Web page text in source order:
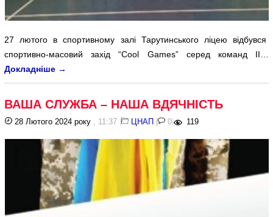
27 лютого в спортивному залі Тарутинського ліцею відбувся
спортивно-масовий захід “Cool Games” серед команд ІІ…
Докладніше →
ВАША СЛУЖБА – НАША ВДЯЧНІСТЬ
28 Лютого 2024 року , 11:37 | ЦНАП | 0 | 119